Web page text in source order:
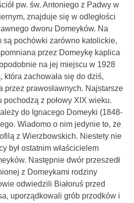
pw. św. Antoniego z Padwy w
znajduje się w odległości
dworu Domeyków. Na
są pochówki zarówno katolickie,
przez Domeykę kaplica
na jej miejscu w 1928
zachowała się do dziś,
przez prawosławnych. Najstarsze
pochodzą z połowy XIX wieku.
do Ignacego Domeyki (1848-
Wiadomo o nim jedynie to, że
z Wierzbowskich. Niestety nie
był ostatnim właścicielem
Następnie dwór przeszedł
z Domeykami rodziny
odwiedzili Białoruś przed
uporządkowali grób przodków i